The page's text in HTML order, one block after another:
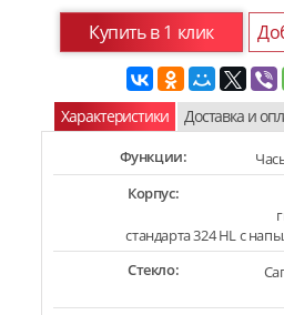
Купить в 1 клик
Характеристики Доставка и
Функции:
Корпус:
стандарта 324 HL с
Стекло: